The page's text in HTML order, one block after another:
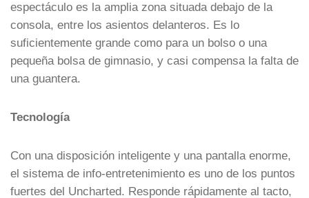
espectáculo es la amplia zona situada debajo de la
consola, entre los asientos delanteros. Es lo
suficientemente grande como para un bolso o una
pequeña bolsa de gimnasio, y casi compensa la falta de
una guantera.
Tecnología
Con una disposición inteligente y una pantalla enorme,
el sistema de info-entretenimiento es uno de los puntos
fuertes del Uncharted. Responde rápidamente al tacto,